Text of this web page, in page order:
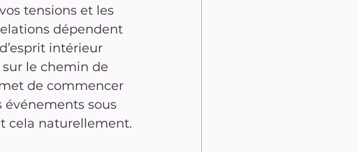
tensions et les
dépendent
intérieur
le chemin de
de commencer
événements sous
cela naturellement.